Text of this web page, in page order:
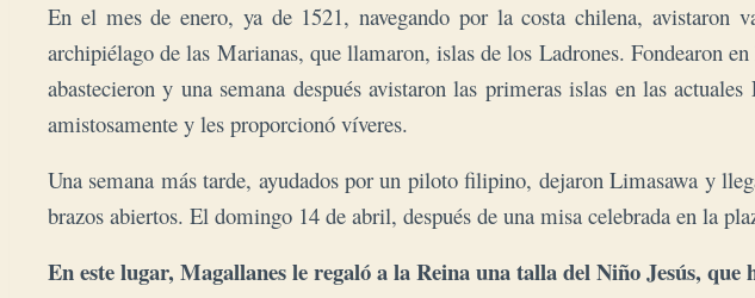
En el mes de enero, ya de 1521, navegando por la costa chilena,
archipiélago de las Marianas, que llamaron, islas de los Ladrones. Fondearon
abastecieron y una semana después avistaron las primeras islas en las
amistosamente y les proporcionó víveres.
Una semana más tarde, ayudados por un piloto filipino, dejaron Limasawa y
brazos abiertos. El domingo 14 de abril, después de una misa celebrada en la
En este lugar, Magallanes le regaló a la Reina una talla del Niño Jesús,